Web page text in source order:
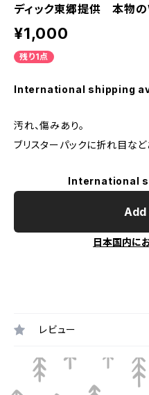
ディック東郷提供 本物
¥1,000
残り1点
International shipping
汚れ、傷みあり。
ブリスターパックに折れ目など
International
日本国内に
レビュー